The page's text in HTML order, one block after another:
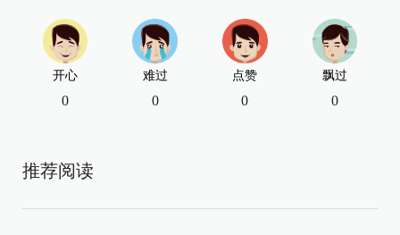
开心
0
难过
0
点赞
0
飘过
0
推荐阅读